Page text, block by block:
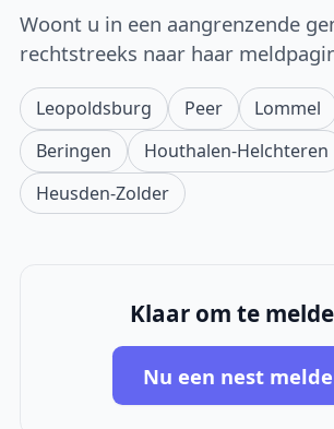
Woont u in een aangrenzende
rechtstreeks naar haar
Leopoldsburg Peer Lommel
Beringen
Houthalen-Helchteren
Heusden-Zolder
Klaar om te
Nu een nest